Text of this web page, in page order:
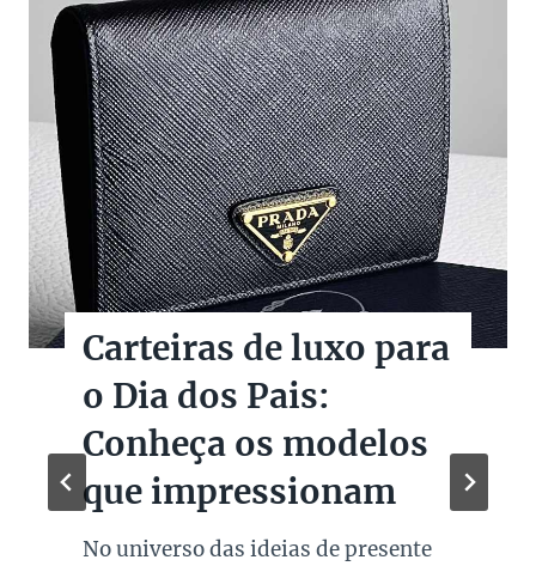
Carteiras de luxo para
o Dia dos Pais:
Conheça os modelos
que impressionam
No universo das ideias de presente